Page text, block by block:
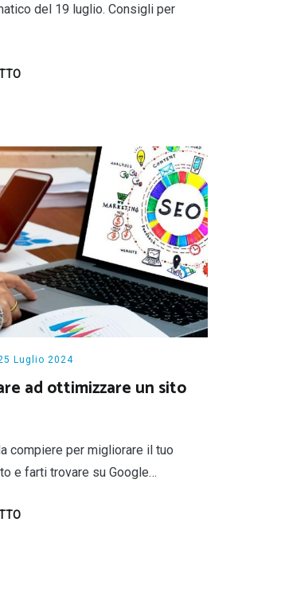
del 19 luglio. Consigli per
Luglio 2024
ad ottimizzare un sito
compiere per migliorare il tuo
e farti trovare su Google…